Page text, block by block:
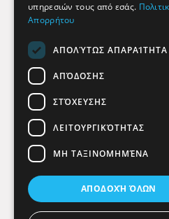
υπηρεσιών τους από εσάς.
Απορρήτου
ΑΠΟΛΎΤΩΣ ΑΠΑΡΑΊΤΗΤΑ
ΑΠΌΔΟΣΗΣ
ΣΤΌΧΕΥΣΗΣ
ΛΕΙΤΟΥΡΓΙΚΌΤΗΤΑΣ
ΜΗ ΤΑΞΙΝΟΜΗΜΈΝΑ
ΑΠΟΔΟΧΉ ΌΛΩΝ